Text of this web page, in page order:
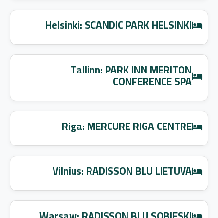
Helsinki: SCANDIC PARK HELSINKI
Tallinn: PARK INN MERITON
CONFERENCE SPA
Riga: MERCURE RIGA CENTRE
Vilnius: RADISSON BLU LIETUVA